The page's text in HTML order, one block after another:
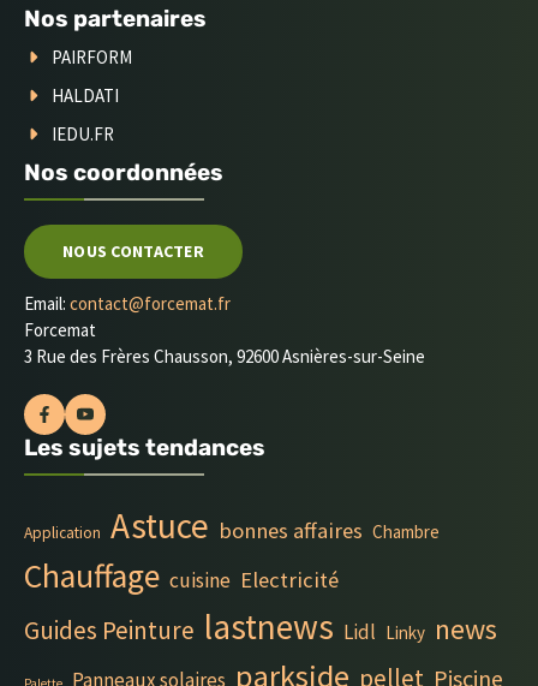
Nos partenaires
PAIRFORM
HALDATI
IEDU.FR
Nos coordonnées
NOUS CONTACTER
Email: contact@forcemat.fr
Forcemat
3 Rue des Frères Chausson, 92600 Asnières-sur-Seine
Les sujets tendances
Application Astuce bonnes affaires Chambre
Chauffage cuisine Electricité
Guides Peinture lastnews Lidl Linky news
Palette Panneaux solaires parkside pellet Piscine